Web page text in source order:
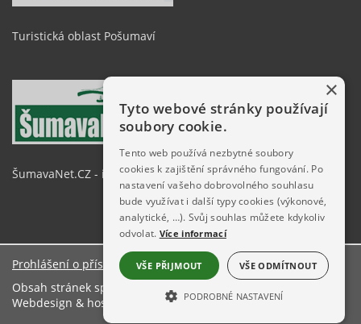
Turistická oblast Pošumaví
ŠumavaNet.CZ - informace o regionu
Prohlášení o přístupnosti
Obsah stránek spravuje: Obecní úřad Hlavňovice
Webdesign & hosting:
ŠumavaNet.CZ
×
Tyto webové stránky používají
soubory cookie.
Tento web používá nezbytné soubory
cookies k zajištění správného fungování. Po
nastavení vašeho dobrovolného souhlasu
bude využívat i další typy cookies (výkonové,
analytické, …). Svůj souhlas můžete kdykoliv
odvolat. Více informací
VŠE PŘIJMOUT VŠE ODMÍTNOUT
PODROBNÉ NASTAVENÍ